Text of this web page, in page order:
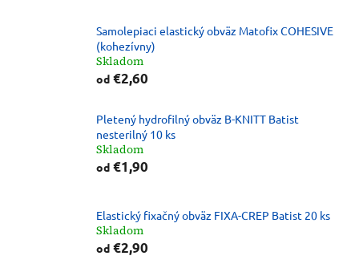
Samolepiaci elastický obväz Matofix COHESIVE
(kohezívny)
Skladom
od €2,60
Pletený hydrofilný obväz B-KNITT Batist
nesterilný 10 ks
Skladom
od €1,90
Elastický fixačný obväz FIXA-CREP Batist 20 ks
Skladom
od €2,90